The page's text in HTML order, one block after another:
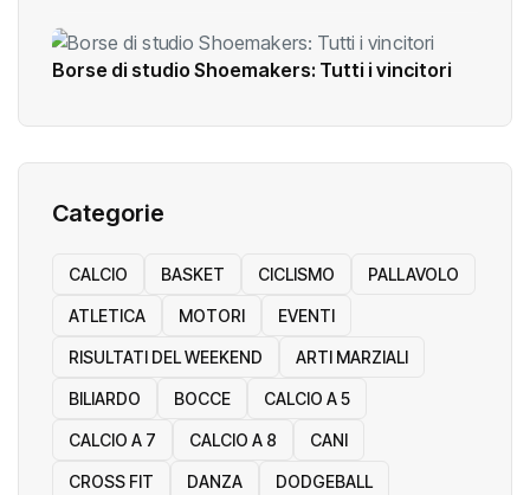
Borse di studio Shoemakers: Tutti i vincitori
Categorie
CALCIO BASKET CICLISMO PALLAVOLO
ATLETICA MOTORI EVENTI
RISULTATI DEL WEEKEND ARTI MARZIALI
BILIARDO BOCCE CALCIO A 5
CALCIO A 7 CALCIO A 8 CANI
CROSS FIT DANZA DODGEBALL